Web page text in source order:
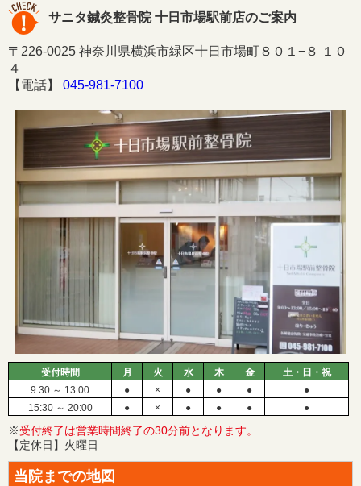
サニタ鍼灸整骨院 十日市場駅前店のご案内
〒226-0025 神奈川県横浜市緑区十日市場町８０１−８ １０
４
【電話】 045-981-7100
受付時間 月 火 水 木 金
土・日・祝
9:30 ～ 13:00
● × ● ● ●
●
15:30 ～ 20:00
● × ● ● ● ●
※受付終了は営業時間終了の30分前となります。
【定休日】火曜日
当院までの地図